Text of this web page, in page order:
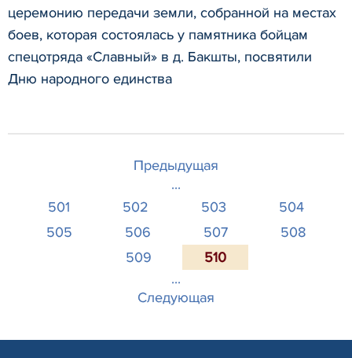
церемонию передачи земли, собранной на местах
боев, которая состоялась у памятника бойцам
спецотряда «Славный» в д. Бакшты, посвятили
Дню народного единства
Предыдущая
...
501
502 503
504
505
506 507
508
509
510
...
Следующая